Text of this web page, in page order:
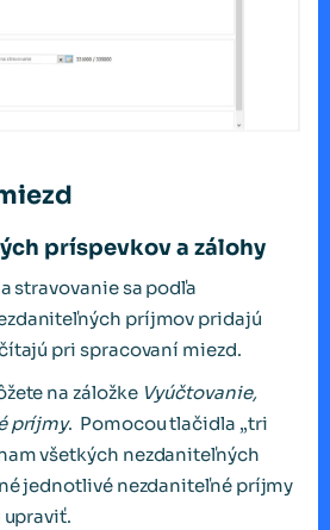
príspevkov a zálohy
stravovanie sa podľa
príjmov pridajú
pri spracovaní miezd.
na záložke Vyúčtovanie,
príjmy. Pomocou tlačidla „tri
všetkých nezdaniteľných
jednotlivé nezdaniteľné príjmy
upraviť.